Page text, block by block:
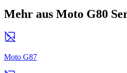
Mehr aus Moto G80
Moto G87